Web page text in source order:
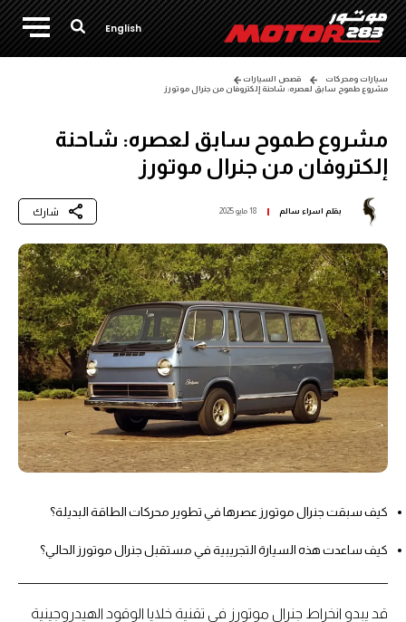
English
سيارات ومحركات
قصص السيارات
مشروع طموح سابق لعصره: شاحنة إلكتروفان من جنرال موتورز
مشروع طموح سابق لعصره: شاحنة
إلكتروفان من جنرال موتورز
بقلم اسراء سالم 18 مايو 2025 شارك
كيف سبقت جنرال موتورز عصرها في تطوير محركات الطاقة البديلة؟
كيف ساعدت هذه السيارة التجريبية في مستقبل جنرال موتورز الحالي؟
قد يبدو انخراط جنرال موتورز في تقنية خلايا الوقود الهيدروجينية